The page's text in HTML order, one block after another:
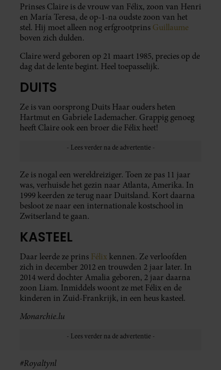
Prinses Claire is de vrouw van Félix, zoon van Henri
en María Teresa, de op-1-na oudste zoon van het
stel. Hij moet alleen nog erfgrootprins Guillaume
boven zich dulden.
Claire werd geboren op 21 maart 1985, precies op de
dag dat de lente begint. Heel toepasselijk.
DUITS
Ze is van oorsprong Duits Haar ouders heten
Hartmut en Gabriele Lademacher. Grappig genoeg
heeft Claire ook een broer die Félix heet!
Ze is nogal een wereldreiziger. Toen ze pas 11 jaar
was, verhuisde het gezin naar Atlanta, Amerika. In
1999 keerden ze terug naar Duitsland. Kort daarna
besloot ze naar een internationale kostschool in
Zwitserland te gaan.
KASTEEL
Daar leerde ze prins Félixkennen. Ze verloofden
zich in december 2012 en trouwden 2 jaar later. In
2014 werd dochter Amalia geboren, 2 jaar daarna
zoon Liam. Inmiddels woont ze met Félix en de
kinderen in Zuid-Frankrijk, in een heus kasteel.
Monarchie.lu
#Royaltynl